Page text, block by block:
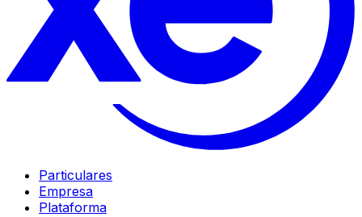
Particulares
Empresa
Plataforma